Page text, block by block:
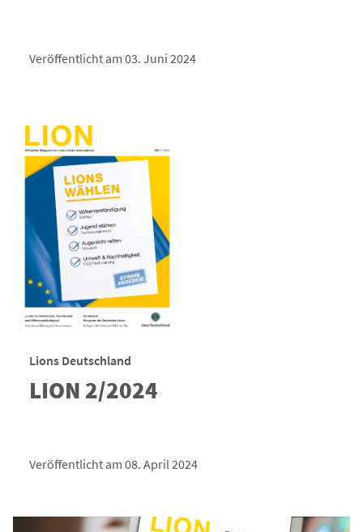
Veröffentlicht am 03. Juni 2024
Lions Deutschland
LION 2/2024
Veröffentlicht am 08. April 2024